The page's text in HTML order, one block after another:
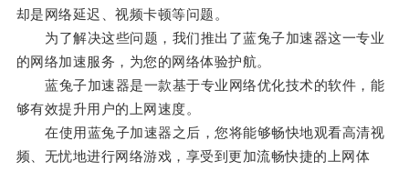
却是网络延迟、视频卡顿等问题。
为了解决这些问题，我们推出了蓝兔子加速器这一专业
的网络加速服务，为您的网络体验护航。
蓝兔子加速器是一款基于专业网络优化技术的软件，能
够有效提升用户的上网速度。
在使用蓝兔子加速器之后，您将能够畅快地观看高清视
频、无忧地进行网络游戏，享受到更加流畅快捷的上网体